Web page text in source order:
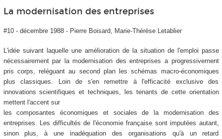
La modernisation des entreprises
#10 - décembre 1988 - Pierre Boisard, Marie-Thérèse Letablier
L'idée suivant laquelle une amélioration de la situation de l'emploi passe
nécessairement par la modernisation des entreprises a progressivement
pris corps, reléguant au second plan les schémas macro-économiques
plus classiques. Loin de s'en remettre à l'efficacité exclusive des
innovations scientifiques et techniques, les tenants de cette orientation
mettent l'accent sur
les composantes économiques et sociales de la modernisation des
entreprises. Les difficultés de l'économie française sont imputées autant,
sinon plus, à une inadéquation des organisations qu'à un retard